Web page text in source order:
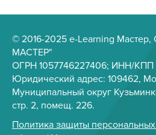
© 2016-2025 e-Learning
МАСТЕР"
ОГРН 1057746227406; ИНН/КПП
Юридический адрес: 109462,
Муниципальный округ
стр. 2, помещ. 226.
Политика защиты